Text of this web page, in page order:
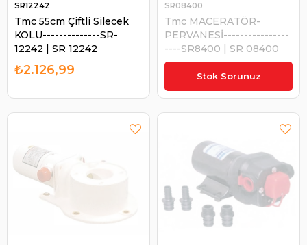
Tmc 55cm Çiftli Silecek
KOLU--------------SR-
12242 | SR 12242
SR12242
₺2.126,99 Stok Sorunuz
Tmc MACERATÖR-
PERVANESİ----------------
----SR8400 | SR 08400
SR08400
₺190,85